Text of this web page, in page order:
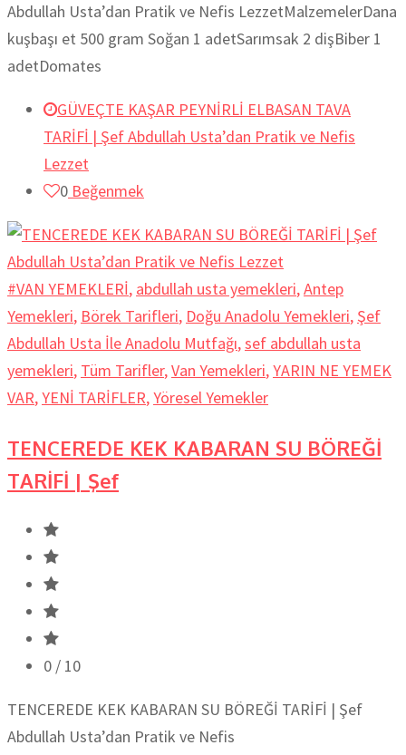
Abdullah Usta’dan Pratik ve Nefis LezzetMalzemelerDana
kuşbaşı et 500 gram Soğan 1 adetSarımsak 2 dişBiber 1
adetDomates
GÜVEÇTE KAŞAR PEYNİRLİ ELBASAN TAVA
TARİFİ | Şef Abdullah Usta’dan Pratik ve Nefis
Lezzet
0 Beğenmek
#VAN YEMEKLERİ, abdullah usta yemekleri,Antep
Yemekleri, Börek Tarifleri, Doğu Anadolu Yemekleri, Şef
Abdullah Usta İle Anadolu Mutfağı,sef abdullah usta
yemekleri, Tüm Tarifler,Van Yemekleri,YARIN NE YEMEK
VAR,YENİ TARİFLER,Yöresel Yemekler
TENCEREDE KEK KABARAN SU BÖREĞİ
TARİFİ | Şef
0 / 10
TENCEREDE KEK KABARAN SU BÖREĞİ TARİFİ | Şef
Abdullah Usta’dan Pratik ve Nefis